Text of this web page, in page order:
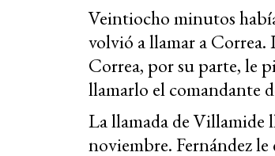
Veintiocho minutos
volvió a llamar a
Correa, por su parte, le
llamarlo el comandante
La llamada de Villamide
noviembre. Fernández